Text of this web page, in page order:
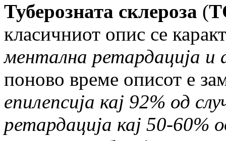
Туберозната склероза (
класичниот опис се
ментална ретардација
поново време описот е
епилепсија кај 92% од
ретардација кај 50-60%